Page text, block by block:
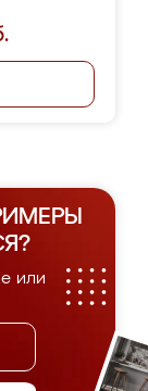
или